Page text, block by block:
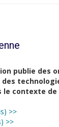
publie des
le contexte
>>
>>